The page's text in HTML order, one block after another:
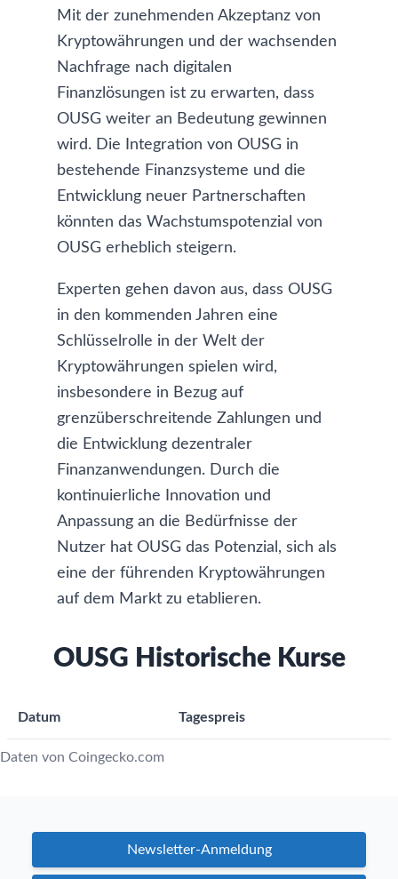
Mit der zunehmenden Akzeptanz von
Kryptowährungen und der wachsenden
Nachfrage nach digitalen
Finanzlösungen ist zu erwarten, dass
OUSG weiter an Bedeutung gewinnen
wird. Die Integration von OUSG in
bestehende Finanzsysteme und die
Entwicklung neuer Partnerschaften
könnten das Wachstumspotenzial von
OUSG erheblich steigern.
Experten gehen davon aus, dass OUSG
in den kommenden Jahren eine
Schlüsselrolle in der Welt der
Kryptowährungen spielen wird,
insbesondere in Bezug auf
grenzüberschreitende Zahlungen und
die Entwicklung dezentraler
Finanzanwendungen. Durch die
kontinuierliche Innovation und
Anpassung an die Bedürfnisse der
Nutzer hat OUSG das Potenzial, sich als
eine der führenden Kryptowährungen
auf dem Markt zu etablieren.
OUSG Historische Kurse
Datum Tagespreis
Daten von Coingecko.com
Newsletter-Anmeldung